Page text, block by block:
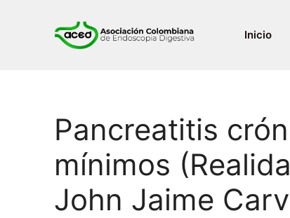
Inicio
Pancreatitis
mínimos
John Jaime